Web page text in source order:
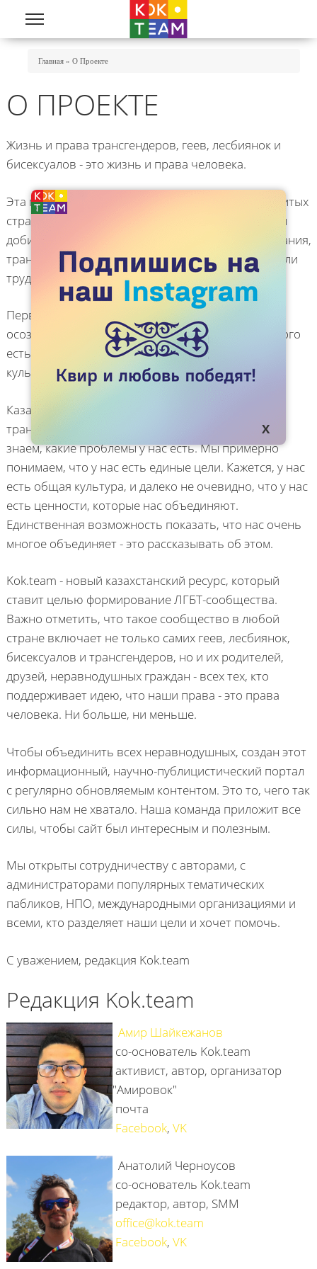
Перейти к основному содержанию
Главная » О Проекте
О ПРОЕКТЕ
Жизнь и права трансгендеров, геев, лесбиянок и
бисексуалов - это жизнь и права человека.
Эта простая фраза не вызывает сомнений в развитых
странах. Но это произошло не само собой - чтобы
добиться общественного и юридического признания,
трансгендеры, геи, лесбиянки и бисексуалы прошли
трудный путь борьбы за свои права.
Первым и важнейшим этапом на этом пути было
осознание себя как единого сообщества, у которого
есть одинаковые цели и проблемы, есть общая
культура и ценности.
Казахстанские геи, лесбиянки, бисексуалы и
трансгендеры только начали этот путь. Мы точно
знаем, какие проблемы у нас есть. Мы примерно
понимаем, что у нас есть единые цели. Кажется, у нас
есть общая культура, и далеко не очевидно, что у нас
есть ценности, которые нас объединяют.
Единственная возможность показать, что нас очень
многое объединяет - это рассказывать об этом.
Kok.team - новый казахстанский ресурс, который
ставит целью формирование ЛГБТ-сообщества.
Важно отметить, что такое сообщество в любой
стране включает не только самих геев, лесбиянок,
бисексуалов и трансгендеров, но и их родителей,
друзей, неравнодушных граждан - всех тех, кто
поддерживает идею, что наши права - это права
человека. Ни больше, ни меньше.
Чтобы объединить всех неравнодушных, создан этот
информационный, научно-публицистический портал
с регулярно обновляемым контентом. Это то, чего так
сильно нам не хватало. Наша команда приложит все
силы, чтобы сайт был интересным и полезным.
Мы открыты сотрудничеству с авторами, с
администраторами популярных тематических
пабликов, НПО, международными организациями и
всеми, кто разделяет наши цели и хочет помочь.
С уважением, редакция Kok.team
Редакция Kok.team
Амир Шайкежанов
со-основатель Kok.team
активист, автор, организатор
"Амировок"
почта
Facebook, VK
Анатолий Черноусов
со-основатель Kok.team
редактор, автор, SMM
office@kok.team
Facebook, VK